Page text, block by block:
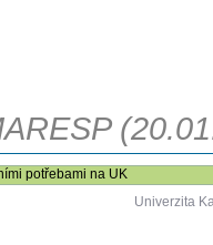
potřebami na UK
Univerzita